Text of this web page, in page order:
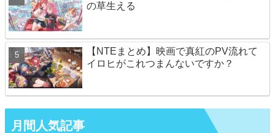
の草生える
【NTEまとめ】映画で真紅のPV流れて
イロヒがこれつまんないですか？
月間人気記事